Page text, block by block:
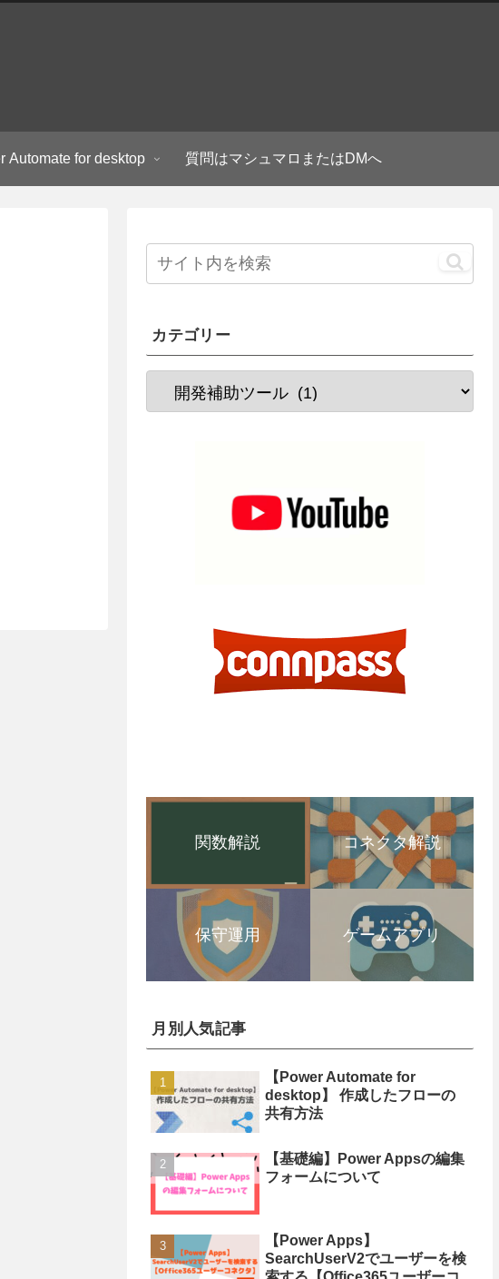
Automate for desktop 質問はマシュマロまたはDMへ
カテゴリー
関数解説 コネクタ解説
保守運用 ゲームアプリ
月別人気記事
【Power Automate for
desktop】 作成したフローの
共有方法
【基礎編】Power Appsの編集
フォームについて
【Power Apps】
SearchUserV2でユーザーを検